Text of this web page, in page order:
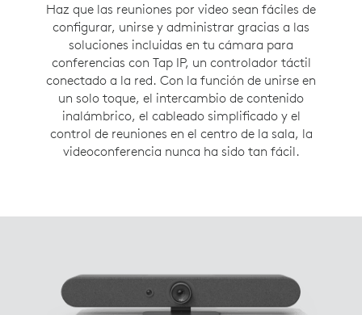
Haz que las reuniones por video sean fáciles de
configurar, unirse y administrar gracias a las
soluciones incluidas en tu cámara para
conferencias con Tap IP, un controlador táctil
conectado a la red. Con la función de unirse en
un solo toque, el intercambio de contenido
inalámbrico, el cableado simplificado y el
control de reuniones en el centro de la sala, la
videoconferencia nunca ha sido tan fácil.